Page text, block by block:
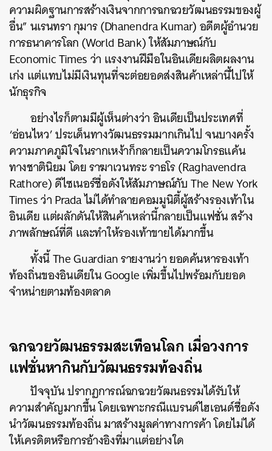
ความผิดฐานการสร้างเงินจากการฉกฉวยวัฒนธรรมของผู้
อื่น” นเรนทรา กุมาร (Dhanendra Kumar) อดีตผู้อำนวย
การธนาคารโลก (World Bank) ให้สัมภาษณ์กับ
Economic Times ว่า แรงงานฝีมือในอินเดียผลิตผลงาน
เก่ง แต่แทบไม่มีเงินทุนที่จะต่อยอดส่งสินค้าเหล่านี้ไปให้
นักธุรกิจ
อย่างไรก็ตามมีผู้เห็นต่างว่า อินเดียเป็นประเทศที่
‘อ่อนไหว’ ประเด็นทางวัฒนธรรมมากเกินไป จนบางครั้ง
ความภาคภูมิใจในรากเหง้าก็กลายเป็นความโกรธแค้น
ทางชาตินิยม โดย ราฆาเวนทระ ราธโร (Raghavendra
Rathore) ดีไซเนอร์ชื่อดังให้สัมภาษณ์กับ The New York
Times ว่า Prada ไม่ได้ทำลายคอมมูนิตี้ผู้สร้างรองเท้าใน
อินเดีย แต่ผลักดันให้สินค้าเหล่านี้กลายเป็นแฟชั่น สร้าง
ภาพลักษณ์ที่ดี และทำให้รองเท้าขายได้มากขึ้น
ทั้งนี้ The Guardian รายงานว่า ยอดค้นหารองเท้า
ท้องถิ่นของอินเดียใน Google เพิ่มขึ้นไปพร้อมกับยอด
จำหน่ายตามท้องตลาด
ฉกฉวยวัฒนธรรมสะเทือนโลก เมื่อวงการ
แฟชั่นหากินกับวัฒนธรรมท้องถิ่น
ปัจจุบัน ปรากฏการณ์ฉกฉวยวัฒนธรรมได้รับให้
ความสำคัญมากขึ้น โดยเฉพาะกรณีแบรนด์ไฮเอนด์ชื่อดัง
นำวัฒนธรรมท้องถิ่น มาสร้างมูลค่าทางการค้า โดยไม่ได้
ให้เครดิตหรือการอ้างอิงที่มาแต่อย่างใด
ค้นหา
SHARE TWEET LINE EMAIL